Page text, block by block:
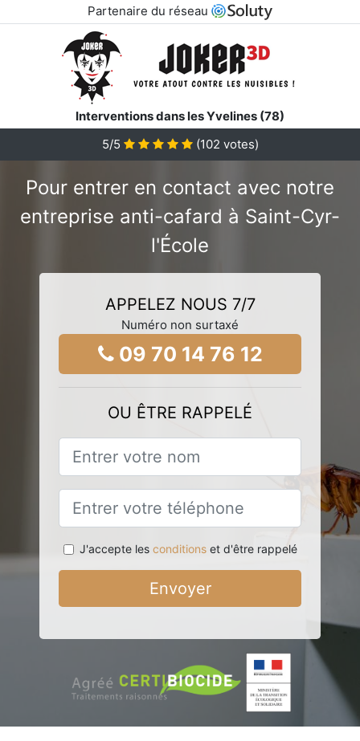
Partenaire du réseau
Interventions dans les Yvelines (78)
5/5
(102 votes)
Pour entrer en contact avec notre
entreprise anti-cafard à Saint-Cyr-
l'École
APPELEZ NOUS 7/7
Numéro non surtaxé
09 70 14 76 12
OU ÊTRE RAPPELÉ
J'accepte les conditionset d'être rappelé
Envoyer